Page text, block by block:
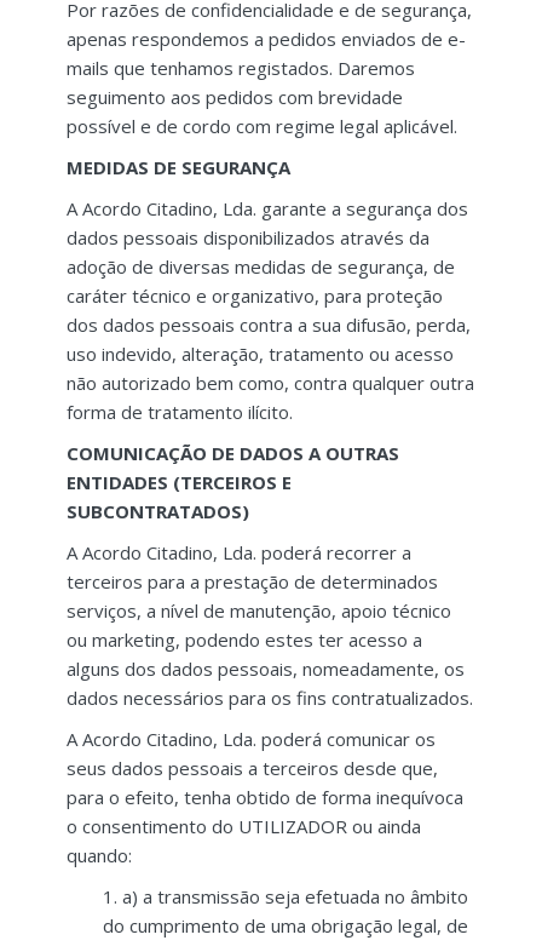
Por razões de confidencialidade e de segurança,
apenas respondemos a pedidos enviados de e-
mails que tenhamos registados. Daremos
seguimento aos pedidos com brevidade
possível e de cordo com regime legal aplicável.
MEDIDAS DE SEGURANÇA
A Acordo Citadino, Lda. garante a segurança dos
dados pessoais disponibilizados através da
adoção de diversas medidas de segurança, de
caráter técnico e organizativo, para proteção
dos dados pessoais contra a sua difusão, perda,
uso indevido, alteração, tratamento ou acesso
não autorizado bem como, contra qualquer outra
forma de tratamento ilícito.
COMUNICAÇÃO DE DADOS A OUTRAS
ENTIDADES (TERCEIROS E
SUBCONTRATADOS)
A Acordo Citadino, Lda. poderá recorrer a
terceiros para a prestação de determinados
serviços, a nível de manutenção, apoio técnico
ou marketing, podendo estes ter acesso a
alguns dos dados pessoais, nomeadamente, os
dados necessários para os fins contratualizados.
A Acordo Citadino, Lda. poderá comunicar os
seus dados pessoais a terceiros desde que,
para o efeito, tenha obtido de forma inequívoca
o consentimento do UTILIZADOR ou ainda
quando:
a) a transmissão seja efetuada no âmbito
do cumprimento de uma obrigação legal, de